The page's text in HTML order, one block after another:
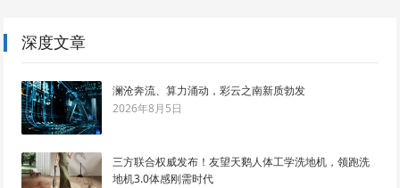
深度文章
澜沧奔流、算力涌动，彩云之南新质勃发
2026年8月5日
三方联合权威发布！友望天鹅人体工学洗地机，领跑洗
地机3.0体感刚需时代